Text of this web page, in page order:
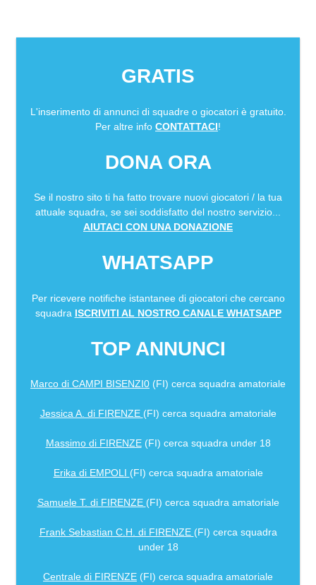
GRATIS
L'inserimento di annunci di squadre o giocatori è gratuito.
Per altre info CONTATTACI!
DONA ORA
Se il nostro sito ti ha fatto trovare nuovi giocatori / la tua
attuale squadra, se sei soddisfatto del nostro servizio...
AIUTACI CON UNA DONAZIONE
WHATSAPP
Per ricevere notifiche istantanee di giocatori che cercano
squadra ISCRIVITI AL NOSTRO CANALE WHATSAPP
TOP ANNUNCI
Marco di CAMPI BISENZI0 (FI) cerca squadra amatoriale
Jessica A. di FIRENZE (FI) cerca squadra amatoriale
Massimo di FIRENZE(FI) cerca squadra under 18
Erika di EMPOLI (FI) cerca squadra amatoriale
Samuele T. di FIRENZE (FI) cerca squadra amatoriale
Frank Sebastian C.H. di FIRENZE (FI) cerca squadra
under 18
Centrale di FIRENZE (FI) cerca squadra amatoriale